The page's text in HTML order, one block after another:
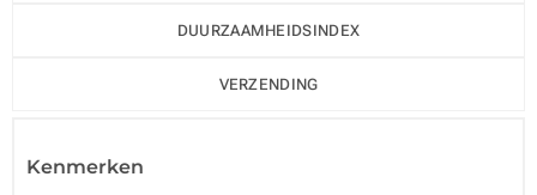
DUURZAAMHEIDSINDEX
VERZENDING
Kenmerken